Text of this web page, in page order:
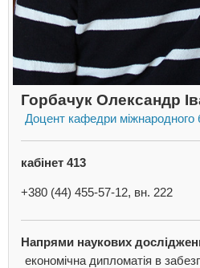
Горбачук Олександр
Доцент кафедри міжнародного
кабінет 413
+380 (44) 455-57-12, вн. 222
Напрями наукових
економічна дипломатія в